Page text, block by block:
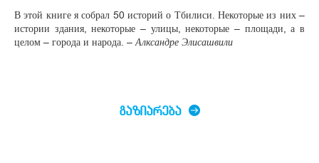
В этой книге я собрал 50 историй о Тбилиси. Некоторые из них –
истории здания, некоторые – улицы, некоторые – площади, а в
целом – города и народа. –Алксандре Элисашвили
ᲒᲐᲖᲘᲐᲠᲔᲑᲐ